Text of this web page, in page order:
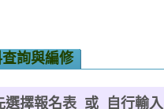
詢與編修
擇報名表 或 自行輸入